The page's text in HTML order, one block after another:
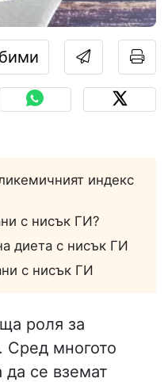
индекс
с нисък ГИ?
диета с нисък ГИ
с нисък ГИ
роля за
Сред многото
да се вземат